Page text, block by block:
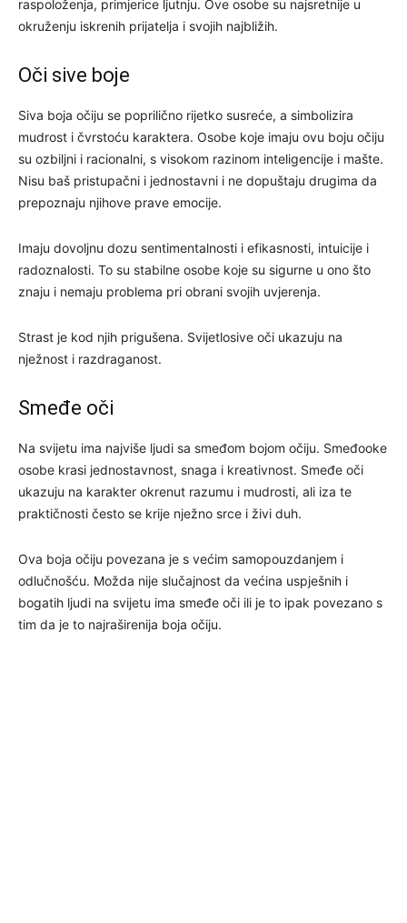
raspoloženja, primjerice ljutnju. Ove osobe su najsretnije u
okruženju iskrenih prijatelja i svojih najbližih.
Oči sive boje
Siva boja očiju se poprilično rijetko susreće, a simbolizira
mudrost i čvrstoću karaktera. Osobe koje imaju ovu boju očiju
su ozbiljni i racionalni, s visokom razinom inteligencije i mašte.
Nisu baš pristupačni i jednostavni i ne dopuštaju drugima da
prepoznaju njihove prave emocije.
Imaju dovoljnu dozu sentimentalnosti i efikasnosti, intuicije i
radoznalosti. To su stabilne osobe koje su sigurne u ono što
znaju i nemaju problema pri obrani svojih uvjerenja.
Strast je kod njih prigušena. Svijetlosive oči ukazuju na
nježnost i razdraganost.
Smeđe oči
Na svijetu ima najviše ljudi sa smeđom bojom očiju. Smeđooke
osobe krasi jednostavnost, snaga i kreativnost. Smeđe oči
ukazuju na karakter okrenut razumu i mudrosti, ali iza te
praktičnosti često se krije nježno srce i živi duh.
Ova boja očiju povezana je s većim samopouzdanjem i
odlučnošću. Možda nije slučajnost da većina uspješnih i
bogatih ljudi na svijetu ima smeđe oči ili je to ipak povezano s
tim da je to najraširenija boja očiju.